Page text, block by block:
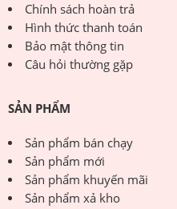
Chính sách hoàn trả
Hình thức thanh toán
Bảo mật thông tin
Câu hỏi thường gặp
SẢN PHẨM
Sản phẩm bán chạy
Sản phẩm mới
Sản phẩm khuyến mãi
Sản phẩm xả kho